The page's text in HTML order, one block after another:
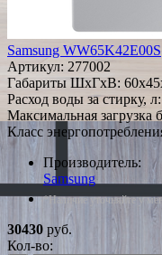
Samsung WW65K42E00S
Артикул: 277002
Габариты ШxГxВ:
Расход воды за стирку,
Максимальная загрузка
Класс
Производитель:
Samsung
*Наличие уточняйте у
30430 руб.
Кол-во: